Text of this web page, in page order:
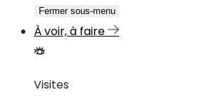
Fermer sous-menu
À voir, à faire
Visites